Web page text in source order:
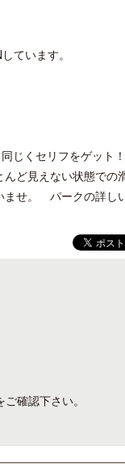
ています。
同じくセリフをゲット
ど見えない状態での
ませ。 パークの詳し
確認下さい。